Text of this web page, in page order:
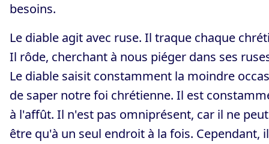
besoins.
Le diable agit avec ruse. Il traque chaque
Il rôde, cherchant à nous piéger dans ses
Le diable saisit constamment la moindre
de saper notre foi chrétienne. Il est
à l'affût. Il n'est pas omniprésent, car il ne peut
être qu'à un seul endroit à la fois. Cependant, il